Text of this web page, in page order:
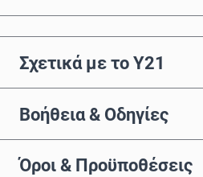
Σχετικά με το Y21
Βοήθεια & Οδηγίες
Όροι & Προϋποθέσεις